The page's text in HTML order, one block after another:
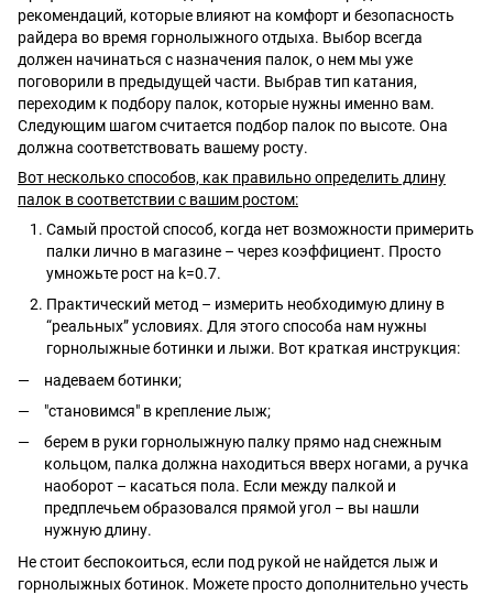
рекомендаций, которые влияют на комфорт и безопасность
райдера во время горнолыжного отдыха. Выбор всегда
должен начинаться с назначения палок, о нем мы уже
поговорили в предыдущей части. Выбрав тип катания,
переходим к подбору палок, которые нужны именно вам.
Следующим шагом считается подбор палок по высоте. Она
должна соответствовать вашему росту.
Вот несколько способов, как правильно определить длину
палок в соответствии с вашим ростом:
Самый простой способ, когда нет возможности примерить
палки лично в магазине – через коэффициент. Просто
умножьте рост на k=0.7.
Практический метод – измерить необходимую длину в
“реальных” условиях. Для этого способа нам нужны
горнолыжные ботинки и лыжи. Вот краткая инструкция:
надеваем ботинки;
"становимся" в крепление лыж;
берем в руки горнолыжную палку прямо над снежным
кольцом, палка должна находиться вверх ногами, а ручка
наоборот – касаться пола. Если между палкой и
предплечьем образовался прямой угол – вы нашли
нужную длину.
Не стоит беспокоиться, если под рукой не найдется лыж и
горнолыжных ботинок. Можете просто дополнительно учесть